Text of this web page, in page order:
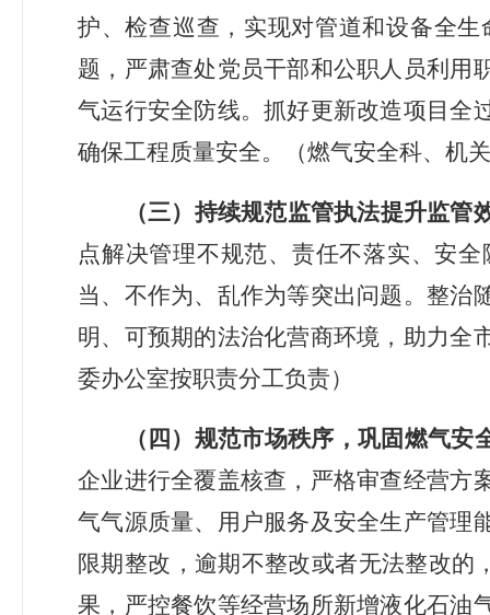
护、检查巡查，实现对管道和设备全
题，严肃查处党员干部和公职人员利用
气运行安全防线。抓好更新改造项目全
确保工程质量安全。（燃气安全科、机
（三）持续规范监管执法提升监管
点解决管理不规范、责任不落实、安
当、不作为、乱作为等突出问题。整治
明、可预期的法治化营商环境，助力全
委办公室按职责分工负责）
（四）规范市场秩序，巩固燃气安
企业进行全覆盖核查，严格审查经营方
气气源质量、用户服务及安全生产管理
限期整改，逾期不整改或者无法整改的
果，严控餐饮等经营场所新增液化石油